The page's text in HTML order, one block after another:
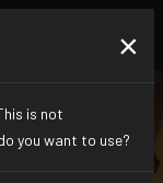
×
is not
you want to use?